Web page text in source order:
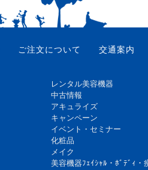
ご注文について 交通案内
レンタル美容機器
中古情報
アキュライズ
キャンペーン
イベント・セミナー
化粧品
メイク
美容機器ﾌｪｲｼｬﾙ・ﾎﾞﾃﾞｨ・